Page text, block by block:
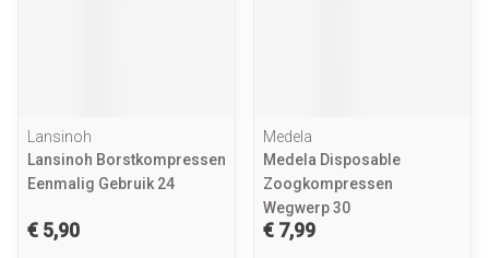
Lansinoh
Lansinoh Borstkompressen
Eenmalig Gebruik 24
€ 5,90
Medela
Medela Disposable
Zoogkompressen
Wegwerp 30
€ 7,99